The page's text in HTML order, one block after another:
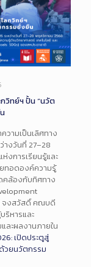
วิทย์ฯ ปั้น “นวัต
วามเป็นเลิศทาง
างวันที่ 27–28
งการเรียนรู้และ
ยทอดองค์ความรู้
คล้องกับทิศทาง
จงสวัสดิ์ คณบดี
ริหารและ
ละผลงานภายใน
เปิดประตูสู่
วยนวัตกรรม